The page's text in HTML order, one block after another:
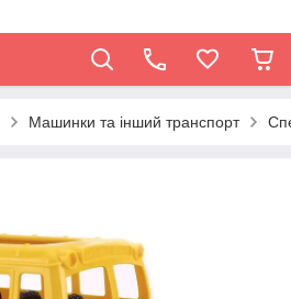
Машинки та інший транспорт